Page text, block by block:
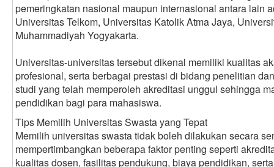
pemeringkatan nasional maupun internasional antara lain
Universitas Telkom, Universitas Katolik Atma Jaya,
Muhammadiyah Yogyakarta.
Universitas-universitas tersebut dikenal memiliki kualitas
profesional, serta berbagai prestasi di bidang penelitian
studi yang telah memperoleh akreditasi unggul sehingga
pendidikan bagi para mahasiswa.
Tips Memilih Universitas Swasta yang Tepat
Memilih universitas swasta tidak boleh dilakukan secara
mempertimbangkan beberapa faktor penting seperti
kualitas dosen, fasilitas pendukung, biaya pendidikan,